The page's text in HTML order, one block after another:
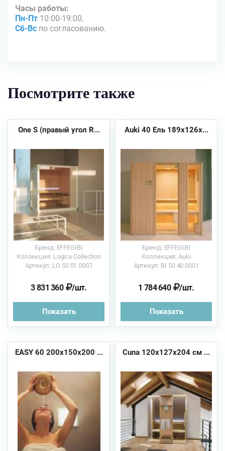
Часы работы:
Пн-Пт 10:00-19:00,
Сб-Вс по согласованию.
Посмотрите также
One S (правый угол R...
Бренд: EFFEGIBI
Коллекция: Logica Collection
Артикул: LO 50 01 0007
3 831 360 /шт.
Показать
Auki 40 Ель 189x126x...
Бренд: EFFEGIBI
Коллекция: Auki
Артикул: BI 50 40 0001
1 784 640 /шт.
Показать
EASY 60 200x150x200 ... Cuna 120x127x204 см ...